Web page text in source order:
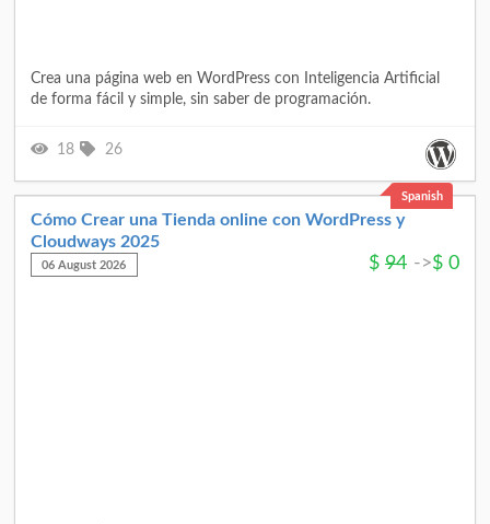
Crea una página web en WordPress con Inteligencia Artificial
de forma fácil y simple, sin saber de programación.
18 26
Spanish
Cómo Crear una Tienda online con WordPress y
Cloudways 2025
06 August 2026 $ 94 ->$ 0